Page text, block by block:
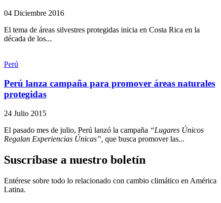
04 Diciembre 2016
El tema de áreas silvestres protegidas inicia en Costa Rica en la
década de los...
Perú
Perú lanza campaña para promover áreas naturales
protegidas
24 Julio 2015
El pasado mes de julio, Perú lanzó la campaña “Lugares Únicos
Regalan Experiencias Únicas”, que busca promover las...
Suscríbase a nuestro boletín
Entérese sobre todo lo relacionado con cambio climático en América
Latina.